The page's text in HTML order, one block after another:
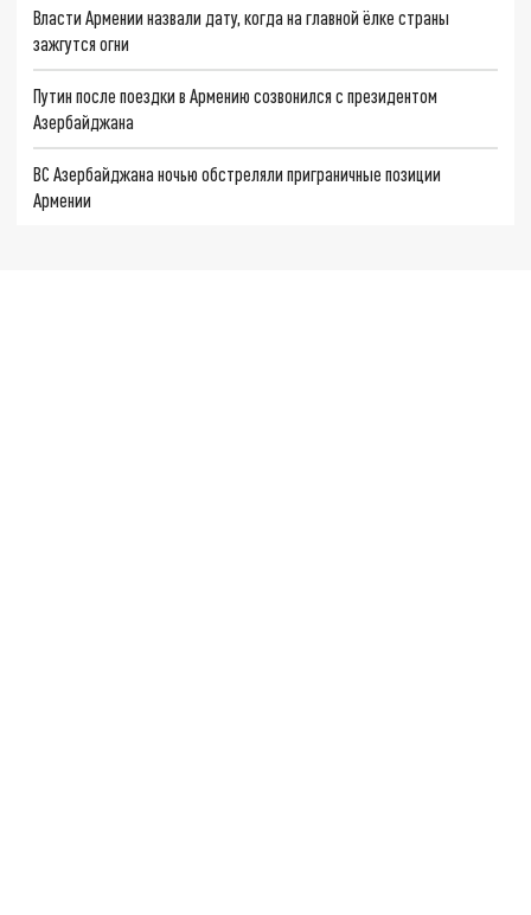
Власти Армении назвали дату, когда на главной ёлке страны
зажгутся огни
Путин после поездки в Армению созвонился с президентом
Азербайджана
ВС Азербайджана ночью обстреляли приграничные позиции
Армении